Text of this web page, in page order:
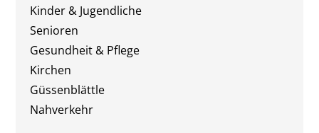
Kinder & Jugendliche
Senioren
Gesundheit & Pflege
Kirchen
Güssenblättle
Nahverkehr